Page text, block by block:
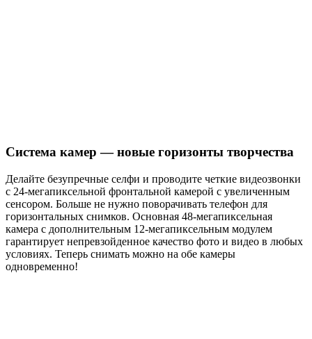
Система камер — новые горизонты творчества
Делайте безупречные селфи и проводите четкие видеозвонки
с 24-мегапиксельной фронтальной камерой с увеличенным
сенсором. Больше не нужно поворачивать телефон для
горизонтальных снимков. Основная 48-мегапиксельная
камера с дополнительным 12-мегапиксельным модулем
гарантирует непревзойденное качество фото и видео в любых
условиях. Теперь снимать можно на обе камеры
одновременно!